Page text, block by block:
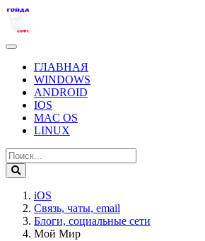
ГЛАВНАЯ
WINDOWS
ANDROID
IOS
MAC OS
LINUX
iOS
Связь, чаты, email
Блоги, социальные сети
Мой Мир